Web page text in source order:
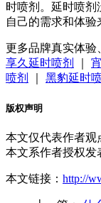
时喷剂。延时喷
自己的需求和体验
更多品牌真实体验
享久延时喷剂
喷剂
黑豹延时
版权声明
本文仅代表作者观
本文系作者授权发
本文链接： http://